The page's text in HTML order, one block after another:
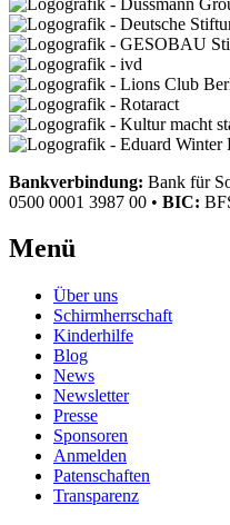
Bankverbindung: Bank für
0500 0001 3987 00 • BIC:
Menü
Über uns
Schirmherrschaft
Kinderhilfe
Blog
News
Newsletter
Presse
Sponsoren
Anmelden
Patenschaften
Transparenz